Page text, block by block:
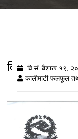
विषादी अवशेष
वि.सं. बैशाख १९,
कालीमाटी फलफूल